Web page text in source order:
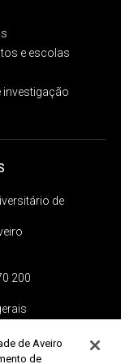
e escolas
investigação
de
200
de Aveiro
de